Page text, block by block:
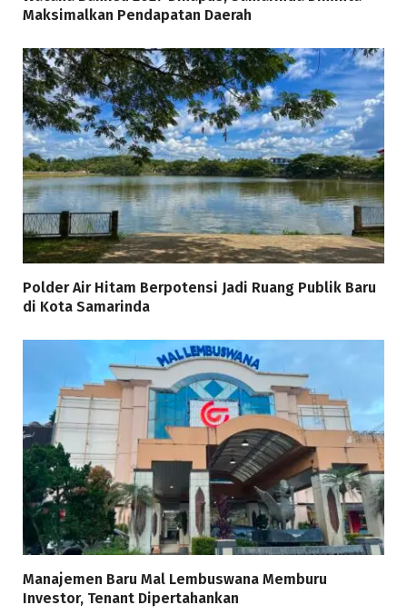
Maksimalkan Pendapatan Daerah
Polder Air Hitam Berpotensi Jadi Ruang Publik Baru
di Kota Samarinda
Manajemen Baru Mal Lembuswana Memburu
Investor, Tenant Dipertahankan